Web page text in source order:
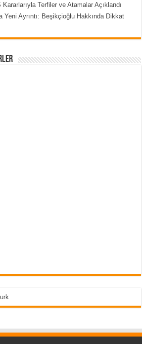
Terfiler ve Atamalar Açıklandı
Yeni Ayrıntı: Beşikçioğlu Hakkında Dikkat